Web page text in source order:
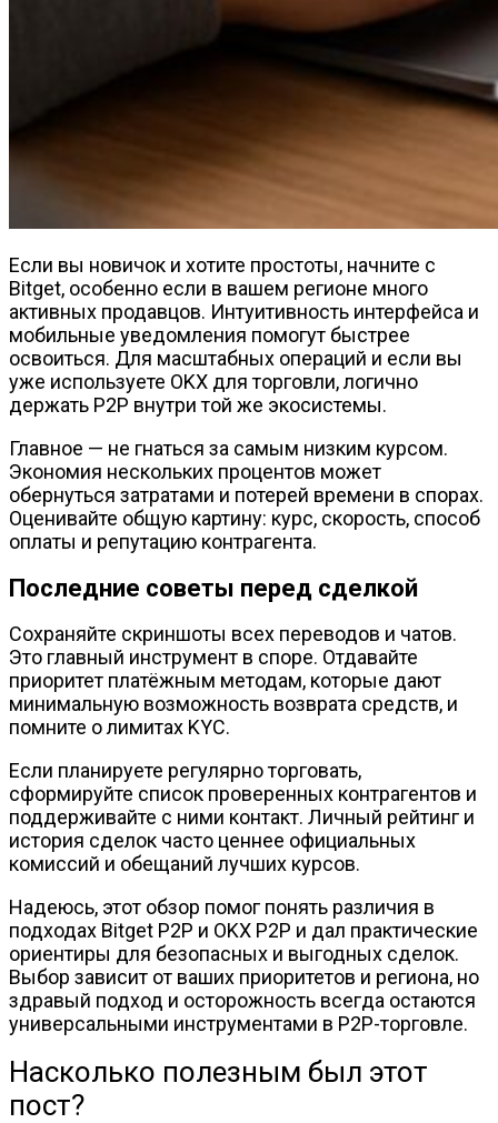
Если вы новичок и хотите простоты, начните с
Bitget, особенно если в вашем регионе много
активных продавцов. Интуитивность интерфейса и
мобильные уведомления помогут быстрее
освоиться. Для масштабных операций и если вы
уже используете OKX для торговли, логично
держать P2P внутри той же экосистемы.
Главное — не гнаться за самым низким курсом.
Экономия нескольких процентов может
обернуться затратами и потерей времени в спорах.
Оценивайте общую картину: курс, скорость, способ
оплаты и репутацию контрагента.
Последние советы перед сделкой
Сохраняйте скриншоты всех переводов и чатов.
Это главный инструмент в споре. Отдавайте
приоритет платёжным методам, которые дают
минимальную возможность возврата средств, и
помните о лимитах KYC.
Если планируете регулярно торговать,
сформируйте список проверенных контрагентов и
поддерживайте с ними контакт. Личный рейтинг и
история сделок часто ценнее официальных
комиссий и обещаний лучших курсов.
Надеюсь, этот обзор помог понять различия в
подходах Bitget P2P и OKX P2P и дал практические
ориентиры для безопасных и выгодных сделок.
Выбор зависит от ваших приоритетов и региона, но
здравый подход и осторожность всегда остаются
универсальными инструментами в P2P-торговле.
Насколько полезным был этот
пост?